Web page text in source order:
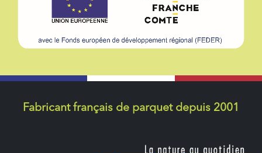
Fabricant français de parquet depuis 2001